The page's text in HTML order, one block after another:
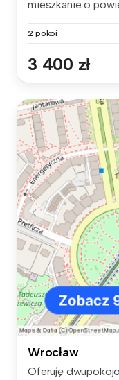
mieszkanie o
2 pokoi
3 400 zł
Wrocław
Oferuję